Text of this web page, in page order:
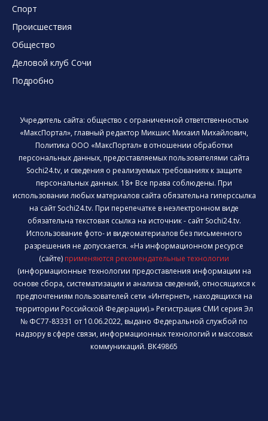
Спорт
Происшествия
Общество
Деловой клуб Сочи
Подробно
Учредитель сайта: общество с ограниченной ответственностью
«МаксПортал», главный редактор Микшис Михаил Михайлович,
Политика ООО «МаксПортал» в отношении обработки
персональных данных, предоставляемых пользователями сайта
Sochi24.tv, и сведения о реализуемых требованиях к защите
персональных данных. 18+ Все права соблюдены. При
использовании любых материалов сайта обязательна гиперссылка
на сайт Sochi24.tv. При перепечатке в неэлектронном виде
обязательна текстовая ссылка на источник - сайт Sochi24.tv.
Использование фото- и видеоматериалов без письменного
разрешения не допускается. «На информационном ресурсе
(сайте) применяются рекомендательные технологии
(информационные технологии предоставления информации на
основе сбора, систематизации и анализа сведений, относящихся к
предпочтениям пользователей сети «Интернет», находящихся на
территории Российской Федерации).» Регистрация СМИ серия Эл
№ ФС77-83331 от 10.06.2022, выдано Федеральной службой по
надзору в сфере связи, информационных технологий и массовых
коммуникаций. ВК49865